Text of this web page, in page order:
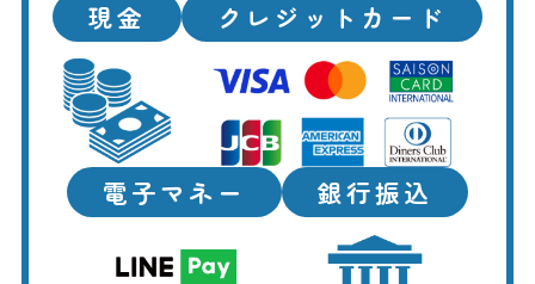
現金 クレジットカード
電子マネー 銀行振込